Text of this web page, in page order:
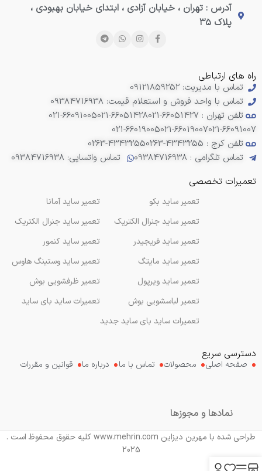
آدرس : تهران ، خیابان آزادی ، ابتدای خیابان بهبودی ،
پلاک ۳۵
راه های ارتباطی
تماس با مدیریت: 09121859252
تماس با واحد فروش و استعلام قیمت: 09384716938
تلفن تهران : 66051427-021
021-66051428
021-66091005
021-66091007
021-66019007
021-66019005
تلفن کرج : 4343255-0263
0263-4343255
تماس تلگرامی : 09384716938
تماس واتساپی: 09384716938
تعمیرات تخصصی
تعمیر ساید آمانا
تعمیر ساید جنرال الکتریک
تعمیر ساید کنمور
تعمیر ساید وستینگ هاوس
تعمیر ظرفشویی بوش
تعمیرات ساید بای ساید
تعمیر ساید بکو
تعمیر ساید جنرال الکتریک
تعمیر ساید فریجیدر
تعمیر ساید مایتگ
تعمیر ساید ویرپول
تعمیر لباسشویی بوش
تعمیرات ساید بای ساید جدید
دسترسی سریع
صفحه اصلی محصولات تماس با ما درباره ما قوانین و مقررات
نمادها و مجوزها
طراحی شده با مهرین دیزاین www.mehrin.com کلیه حقوق محفوظ است .
2025